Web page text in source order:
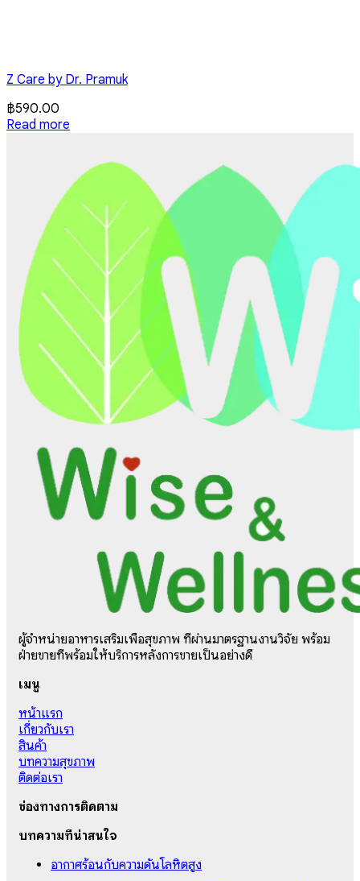
Z Care by Dr. Pramuk
฿590.00
Read more
ผู้จำหน่ายอาหารเสริมเพื่อสุขภาพ ที่ผ่านมาตรฐานงานวิจัย พร้อม
ฝ่ายขายที่พร้อมให้บริการหลังการขายเป็นอย่างดี
เมนู
หน้าแรก
เกี่ยวกับเรา
สินค้า
บทความสุขภาพ
ติดต่อเรา
ช่องทางการติดตาม
บทความที่น่าสนใจ
อากาศร้อนกับความดันโลหิตสูง